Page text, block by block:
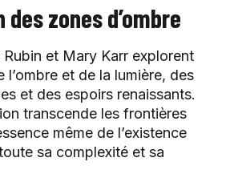
zones d’ombre
Rubin et Mary Karr explorent
l’ombre et de la lumière, des
et des espoirs renaissants.
transcende les frontières
même de l’existence
sa complexité et sa